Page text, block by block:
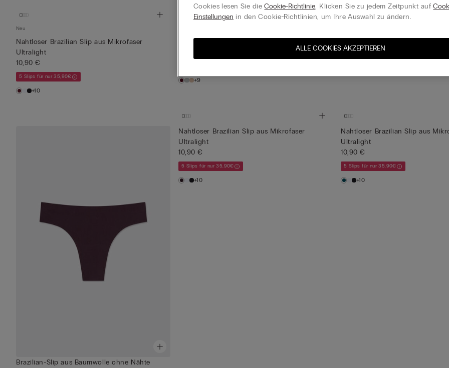
Neu
Nahtloser Brazilian Slip aus Mikrofaser
Ultralight
10,90 €
5 Slips für nur 35,90€
+10
Slip aus Baumwolle ohne Nähte
+9
10,90 €
Brazilian-Slip aus Baumwolle ohne Nähte
Nahtloser Brazilian Slip aus Mikrofaser
Ultralight
10,90 €
5 Slips für nur 35,90€
+10
Nahtloser Brazilian Slip aus
Ultralight
10,90 €
5 Slips für nur 35,90€
+10
Cookies lesen Sie dieCookie-Richtlinie. Klicken Sie zu jedem Zeitpunkt auf
Einstellungen in den Cookie-Richtlinien, um Ihre Auswahl zu ändern.
ALLE COOKIES AKZEPTIEREN